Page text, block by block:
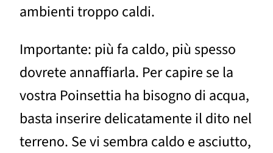
ambienti troppo caldi.
Importante: più fa caldo, più spesso
dovrete annaffiarla. Per capire se la
vostra Poinsettia ha bisogno di acqua,
basta inserire delicatamente il dito nel
terreno. Se vi sembra caldo e asciutto,